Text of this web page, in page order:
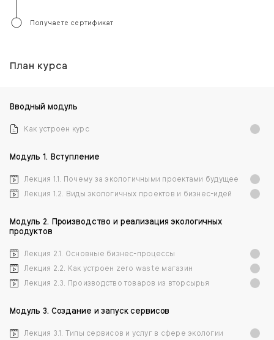
Получаете сертификат
План курса
Вводный модуль
Как устроен курс
Модуль 1. Вступление
Лекция 1.1. Почему за экологичными проектами будущее
Лекция 1.2. Виды экологичных проектов и бизнес-идей
Модуль 2. Производство и реализация экологичных
продуктов
Лекция 2.1. Основные бизнес-процессы
Лекция 2.2. Как устроен zero waste магазин
Лекция 2.3. Производство товаров из вторсырья
Модуль 3. Создание и запуск сервисов
Лекция 3.1. Типы сервисов и услуг в сфере экологии